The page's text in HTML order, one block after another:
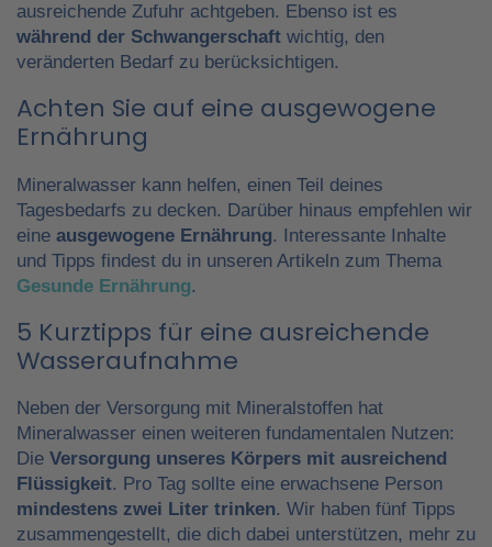
ausreichende Zufuhr achtgeben. Ebenso ist es
während der Schwangerschaft wichtig, den
veränderten Bedarf zu berücksichtigen.
Achten Sie auf eine ausgewogene
Ernährung
Mineralwasser kann helfen, einen Teil deines
Tagesbedarfs zu decken. Darüber hinaus empfehlen wir
eine ausgewogene Ernährung. Interessante Inhalte
und Tipps findest du in unseren Artikeln zum Thema
Gesunde Ernährung.
5 Kurztipps für eine ausreichende
Wasseraufnahme
Neben der Versorgung mit Mineralstoffen hat
Mineralwasser einen weiteren fundamentalen Nutzen:
Die Versorgung unseres Körpers mit ausreichend
Flüssigkeit. Pro Tag sollte eine erwachsene Person
mindestens zwei Liter trinken. Wir haben fünf Tipps
zusammengestellt, die dich dabei unterstützen, mehr zu